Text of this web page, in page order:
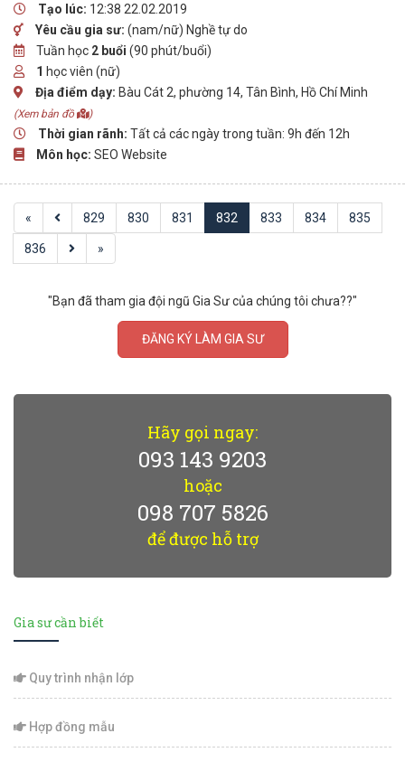
Tạo lúc: 12:38 22.02.2019
Yêu cầu gia sư: (nam/nữ) Nghề tự do
Tuần học 2 buổi (90 phút/buổi)
1 học viên (nữ)
Địa điểm dạy: Bàu Cát 2, phường 14, Tân Bình, Hồ Chí Minh
(Xem bản đồ )
Thời gian rãnh: Tất cả các ngày trong tuần: 9h đến 12h
Môn học: SEO Website
« 829 830 831 832 833 834 835
836 »
"Bạn đã tham gia đội ngũ Gia Sư của chúng tôi chưa??"
ĐĂNG KÝ LÀM GIA SƯ
Hãy gọi ngay:
093 143 9203
hoặc
098 707 5826
để được hỗ trợ
Gia sư cần biết
Quy trình nhận lớp
Hợp đồng mẫu